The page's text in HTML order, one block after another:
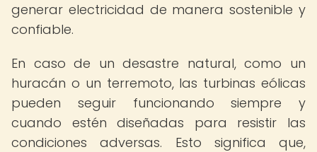
generar electricidad de manera sostenible y
confiable.
En caso de un desastre natural, como un
huracán o un terremoto, las turbinas eólicas
pueden seguir funcionando siempre y
cuando estén diseñadas para resistir las
condiciones adversas. Esto significa que,